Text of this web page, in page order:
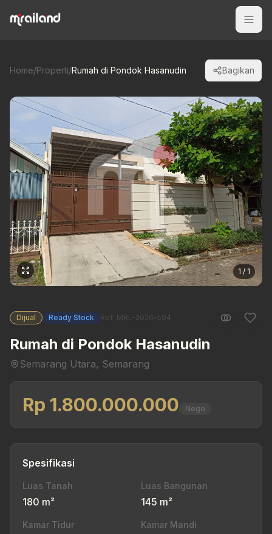
Home/Properti/Rumah di Pondok Hasanudin Bagikan
1 / 1
Dijual Ready Stock Ref: MRL-2026-594
Rumah di Pondok Hasanudin
Semarang Utara, Semarang
Rp 1.800.000.000 Nego
Spesifikasi
Luas Tanah
180 m²
Luas Bangunan
145 m²
Kamar Tidur Kamar Mandi